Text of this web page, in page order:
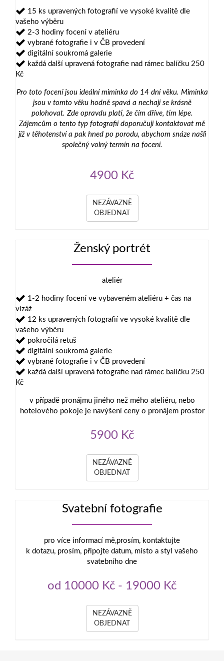
15 ks upravených fotografií ve vysoké kvalitě dle
vašeho výběru
2-3 hodiny focení v ateliéru
vybrané fotografie i v ČB provedení
digitální soukromá galerie
každá další upravená fotografie nad rámec balíčku 250
Kč
Pro toto focení jsou ideální miminka do 14 dní věku. Miminka
jsou v tomto věku hodně spavá a nechají se krásně
polohovat. Zde opravdu platí, že čím dříve, tím lépe.
Zájemcům o tento typ fotografií doporučuji kontaktovat mě
již v těhotenství a pak hned po porodu, abychom snáze našli
společný volný termín na focení.
4900 Kč
NEZÁVAZNĚ
OBJEDNAT
Ženský portrét
ateliér
1-2 hodiny focení ve vybaveném ateliéru + čas na
vizáž
12 ks upravených fotografií ve vysoké kvalitě dle
vašeho výběru
pokročilá retuš
digitální soukromá galerie
vybrané fotografie i v ČB provedení
každá další upravená fotografie nad rámec balíčku 250
Kč
v případě pronájmu jiného než mého ateliéru, nebo
hotelového pokoje je navýšení ceny o pronájem prostor
5900 Kč
NEZÁVAZNĚ
OBJEDNAT
Svatební fotografie
pro více informací mě,prosím, kontaktujte
k dotazu, prosím, připojte datum, místo a styl vašeho
svatebního dne
od 10000 Kč - 19000 Kč
NEZÁVAZNĚ
OBJEDNAT